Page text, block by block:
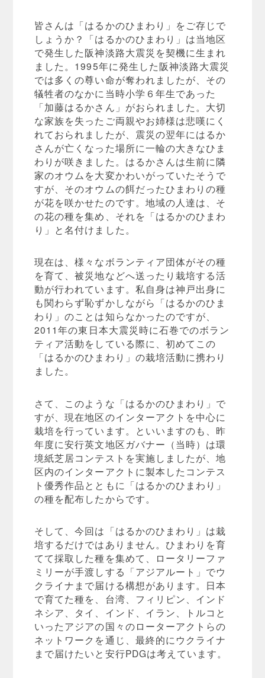
皆さんは「はるかのひまわり」をご存じで
しょうか？「はるかのひまわり」は当地区
で発生した阪神淡路大震災を契機に生まれ
ました。1995年に発生した阪神淡路大震災
では多くの尊い命が奪われましたが、その
犠牲者のなかに当時小学６年生であった
「加藤はるかさん」がおられました。大切
な家族を失ったご両親やお姉様は悲嘆にく
れておられましたが、震災の翌年にはるか
さんが亡くなった場所に一輪の大きなひま
わりが咲きました。はるかさんは生前に隣
家のオウムを大変かわいがっていたそうで
すが、そのオウムの餌だったひまわりの種
が花を咲かせたのです。地域の人達は、そ
の花の種を集め、それを「はるかのひまわ
り」と名付けました。
現在は、様々なボランティア団体がその種
を育て、被災地などへ送ったり栽培する活
動が行われています。私自身は神戸出身に
も関わらず恥ずかしながら「はるかのひま
わり」のことは知らなかったのですが、
2011年の東日本大震災時に石巻でのボラン
ティア活動をしている際に、初めてこの
「はるかのひまわり」の栽培活動に携わり
ました。
さて、このような「はるかのひまわり」で
すが、現在地区のインターアクトを中心に
栽培を行っています。といいますのも、昨
年度に安行英文地区ガバナー（当時）は環
境紙芝居コンテストを実施しましたが、地
区内のインターアクトに製本したコンテス
ト優秀作品とともに「はるかのひまわり」
の種を配布したからです。
そして、今回は「はるかのひまわり」は栽
培するだけではありません。ひまわりを育
てて採取した種を集めて、ロータリーファ
ミリーが手渡しする「アジアルート」でウ
クライナまで届ける構想があります。日本
で育てた種を、台湾、フィリピン、インド
ネシア、タイ、インド、イラン、トルコと
いったアジアの国々のローターアクトらの
ネットワークを通じ、最終的にウクライナ
まで届けたいと安行PDGは考えています。